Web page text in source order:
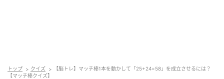
右辺の数字から1本動かす
トップ クイズ
【脳トレ】マッチ棒1本を動かして「25+24=58」を成立させるには？
【マッチ棒クイズ】